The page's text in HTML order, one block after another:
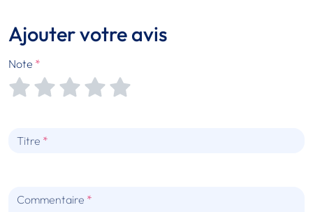
Ajouter votre avis
Note
Titre
Commentaire